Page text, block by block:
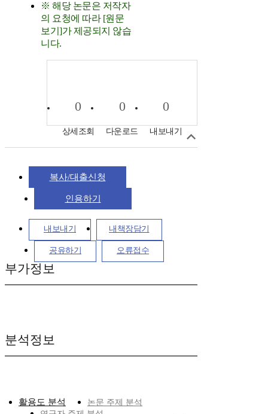
※ 해당 논문은 저작자
의 요청에 따라 [원문
보기]가 제공되지 않습
니다.
0
상세조회
0
다운로드
0
내보내기
복사/대출신청
인용하기
내보내기 내책장담기
공유하기 오류접수
부가정보
분석정보
활용도 분석
논문 주제 분석